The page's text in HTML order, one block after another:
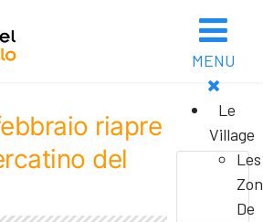
MENU
Le
Village
Les
De
riapre
del